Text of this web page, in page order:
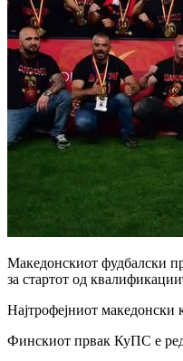
Македонскиот фудбалски
за стартот од
Најтрофејниот
Финскиот првак КуПС е